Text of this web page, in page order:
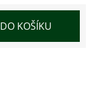
DO KOŠÍKU